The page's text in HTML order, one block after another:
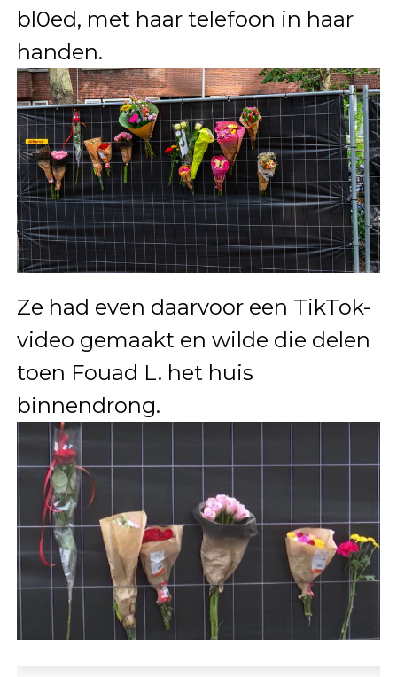
bl0ed, met haar telefoon in haar
handen.
Ze had even daarvoor een TikTok-
video gemaakt en wilde die delen
toen Fouad L. het huis
binnendrong.